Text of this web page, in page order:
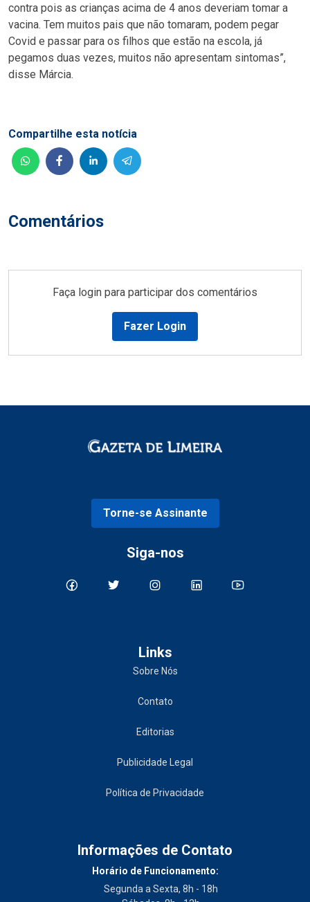
contra pois as crianças acima de 4 anos deveriam tomar a
vacina. Tem muitos pais que não tomaram, podem pegar
Covid e passar para os filhos que estão na escola, já
pegamos duas vezes, muitos não apresentam sintomas”,
disse Márcia.
Comentários
Compartilhe esta notícia
Faça login para participar dos comentários
Fazer Login
Torne-se Assinante
Siga-nos
Links
Sobre Nós
Contato
Editorias
Publicidade Legal
Política de Privacidade
Informações de Contato
Horário de Funcionamento:
Segunda a Sexta, 8h - 18h